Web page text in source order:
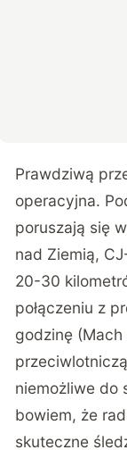
Prawdziwą
operacyjna.
poruszają się
nad Ziemią,
20-30
połączeniu z
godzinę
niemożliwe do
bowiem, że
skuteczne